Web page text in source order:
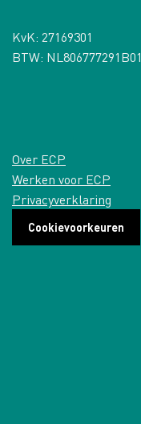
KvK: 27169301
BTW: NL806777291B01
Over ECP
Werken voor ECP
Privacyverklaring
Cookievoorkeuren